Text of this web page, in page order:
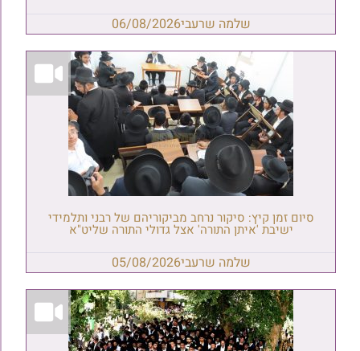
שלמה שרעבי06/08/2026
סיום זמן קיץ: סיקור נרחב מביקוריהם של רבני ותלמידי
ישיבת 'איתן התורה' אצל גדולי התורה שליט"א
שלמה שרעבי05/08/2026